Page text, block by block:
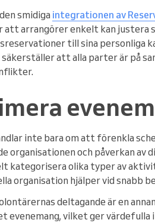
smidiga integrationen av
att arrangörer enkelt kan justera
till sina personliga
att alla parter är på
inte bara om att förenkla
organisationen och påverkan av
kategorisera olika typer av
organisation hjälper vid snabb
deltagande är en
evenemang, vilket ger